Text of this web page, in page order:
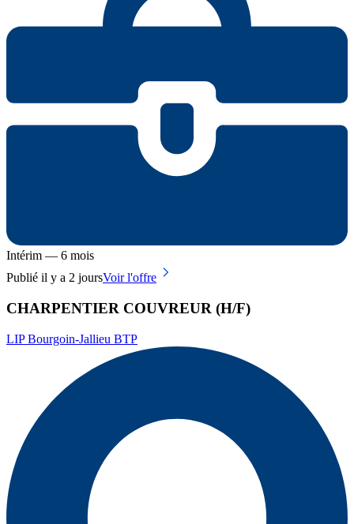
Intérim — 6 mois
Publié il y a 2 joursVoir l'offre
CHARPENTIER COUVREUR (H/F)
LIP Bourgoin-Jallieu BTP